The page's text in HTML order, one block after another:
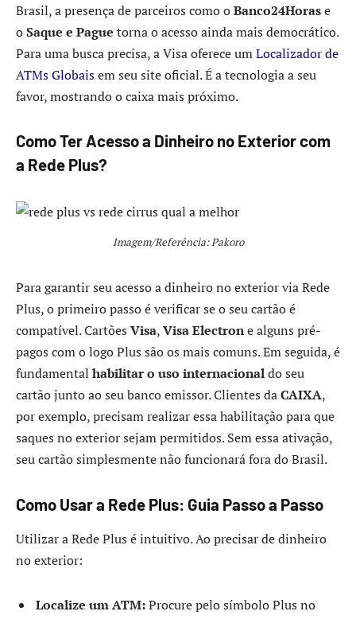
Brasil, a presença de parceiros como oBanco24Horase
oSaque e Pague torna o acesso ainda mais democrático.
Para uma busca precisa, a Visa oferece umLocalizador de
ATMs Globaisem seu site oficial. É a tecnologia a seu
favor, mostrando o caixa mais próximo.
Como Ter Acesso a Dinheiro no Exterior com
a Rede Plus?
Imagem/Referência: Pakoro
Para garantir seu acesso a dinheiro no exterior via Rede
Plus, o primeiro passo é verificar se o seu cartão é
compatível. Cartões Visa,Visa Electrone alguns pré-
pagos com o logo Plus são os mais comuns. Em seguida, é
fundamental habilitar o uso internacionaldo seu
cartão junto ao seu banco emissor. Clientes daCAIXA,
por exemplo, precisam realizar essa habilitação para que
saques no exterior sejam permitidos. Sem essa ativação,
seu cartão simplesmente não funcionará fora do Brasil.
Como Usar a Rede Plus: Guia Passo a Passo
Utilizar a Rede Plus é intuitivo. Ao precisar de dinheiro
no exterior:
Localize um ATM:Procure pelo símbolo Plus no